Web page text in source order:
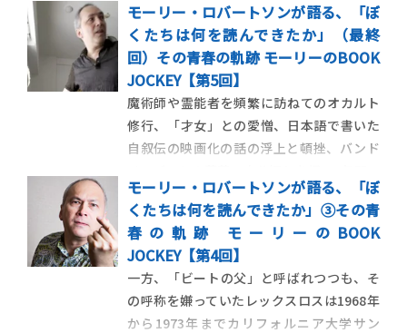
を保てばいいのかが一部で論争となってい
る。ぼくに言わせれば、フジロックという
フェスがすでに本質的にロックとは呼べな
い。ノスタルジーや仲間 […]
モーリー・ロバートソンが語る、「ぼ
くたちは何を読んできたか」（最終
回）その青春の軌跡 モーリーのBOOK
JOCKEY【第5回】
魔術師や霊能者を頻繁に訪ねてのオカルト
修行、「才女」との愛憎、日本語で書いた
自叙伝の映画化の話の浮上と頓挫、バンド
休学期間を経てハーバード大学に復学する
も、学問に意欲を感じられなかった。何も
かもがグリッドの上に収まっていたからだ。
自分よりも3才年下の同級生たち […]
モーリー・ロバートソンが語る、「ぼ
くたちは何を読んできたか」③その青
春の軌跡 モーリーのBOOK
JOCKEY【第4回】
一方、「ビートの父」と呼ばれつつも、そ
の呼称を嫌っていたレックスロスは1968年
から1973年までカリフォルニア大学サン